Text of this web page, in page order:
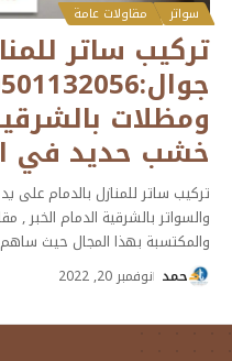
سواتر مقاولات عامة
تركيب ساتر
ومظلات
خشب حديد في
تركيب ساتر للمنازل بالدمام
والسواتر بالشرقية الدمام الخبر ,
والمكتسبة بهذا المجال حيث
حمد نوفمبر 20, 2022